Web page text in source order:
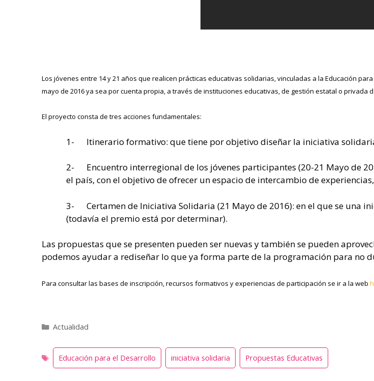
Los jóvenes entre 14 y 21 años que realicen prácticas educativas solidarias, vinculadas a la Educación
mayo de 2016 ya sea por cuenta propia, a través de instituciones educativas, de gestión estatal o
El proyecto consta de tres acciones fundamentales:
1- Itinerario formativo: que tiene por objetivo diseñar la iniciativa
2- Encuentro interregional de los jóvenes participantes (20-21 Mayo de
el país, con el objetivo de ofrecer un espacio de intercambio de
3- Certamen de Iniciativa Solidaria (21 Mayo de 2016): en el que se una
(todavía el premio está por determinar).
Las propuestas que se presenten pueden ser nuevas y también se pueden
podemos ayudar a rediseñar lo que ya forma parte de la programación para no
Para consultar las bases de inscripción, recursos formativos y experiencias de participación se ir a la web
Categorías
Actualidad
Educación para el Desarrollo iniciativa solidaria Propuestas Educativas